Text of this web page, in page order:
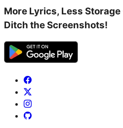
More Lyrics, Less
Ditch the Screenshots!